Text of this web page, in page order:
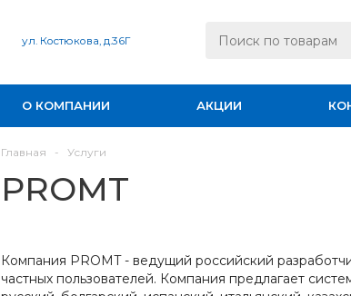
ул. Костюкова, д.36Г
О КОМПАНИИ АКЦИИ
Главная - Услуги
PROMT
Компания PROMT - ведущий российский
частных пользователей. Компания предлагает